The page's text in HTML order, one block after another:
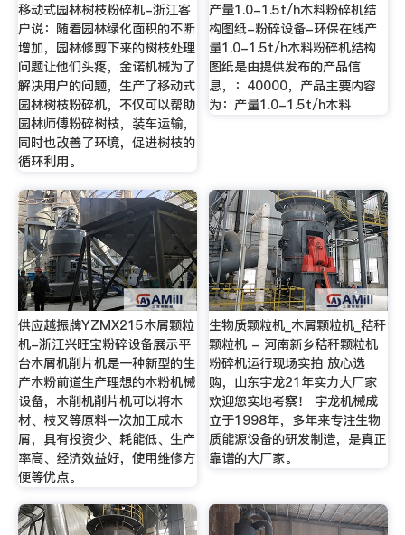
移动式园林树枝粉碎机-浙江客
户说：随着园林绿化面积的不断
增加，园林修剪下来的树枝处理
问题让他们头疼，金诺机械为了
解决用户的问题，生产了移动式
园林树枝粉碎机，不仅可以帮助
园林师傅粉碎树枝，装车运输，
同时也改善了环境，促进树枝的
循环利用。
产量1.0-1.5t/h木料粉碎机结
构图纸-粉碎设备-环保在线产
量1.0-1.5t/h木料粉碎机结构
图纸是由提供发布的产品信
息，：40000，产品主要内容
为：产量1.0-1.5t/h木料
供应越振牌YZMX215木屑颗粒
机-浙江兴旺宝粉碎设备展示平
台木屑机削片机是一种新型的生
产木粉前道生产理想的木粉机械
设备，木削机削片机可以将木
材、枝叉等原料一次加工成木
屑，具有投资少、耗能低、生产
率高、经济效益好，使用维修方
便等优点。
生物质颗粒机_木屑颗粒机_秸秆
颗粒机 - 河南新乡秸秆颗粒机
粉碎机运行现场实拍 放心选
购，山东宇龙21年实力大厂家
欢迎您实地考察！ 宇龙机械成
立于1998年，多年来专注生物
质能源设备的研发制造，是真正
靠谱的大厂家。